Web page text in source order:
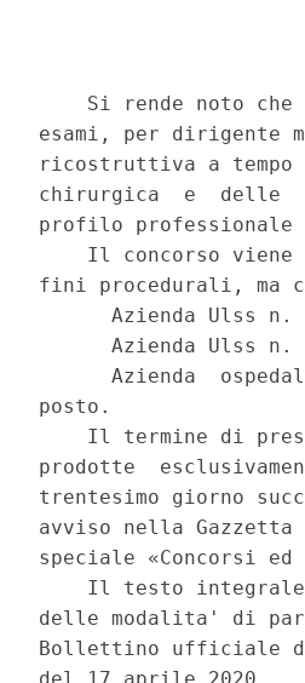
Si rende noto che
esami, per
ricostruttiva a tempo
chirurgica  e  delle
profilo professionale
Il concorso viene
fini procedurali, ma
Azienda Ulss n.
Azienda Ulss n.
Azienda
posto.
Il termine di
prodotte
trentesimo giorno
avviso nella
speciale «Concorsi ed
Il testo
delle modalita' di
Bollettino ufficiale